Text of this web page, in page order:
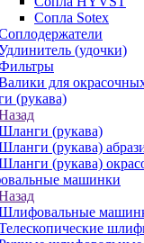
Сопла Sotex
(удочки)
для
(рукава)
(рукава)
(рукава)
(рукава)
машинки